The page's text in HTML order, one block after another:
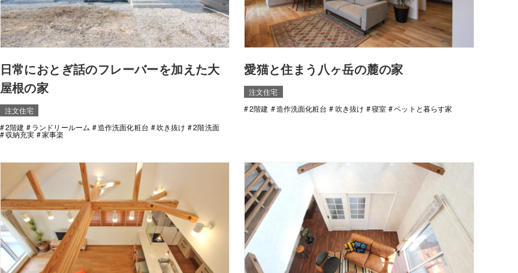
日常におとぎ話のフレーバーを加えた大
屋根の家
注文住宅
2階建
ランドリールーム 造作洗面化粧台 吹き抜け 2階洗面
収納充実 家事楽
愛猫と住まう八ヶ岳の麓の家
注文住宅
2階建
造作洗面化粧台 吹き抜け 寝室 ペットと暮らす家